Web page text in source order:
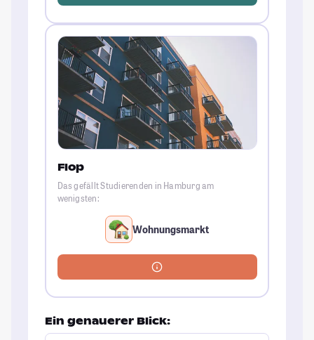
Flop
Das gefällt Studierenden in Hamburg am
wenigsten:
Wohnungsmarkt
Ein genauerer Blick: